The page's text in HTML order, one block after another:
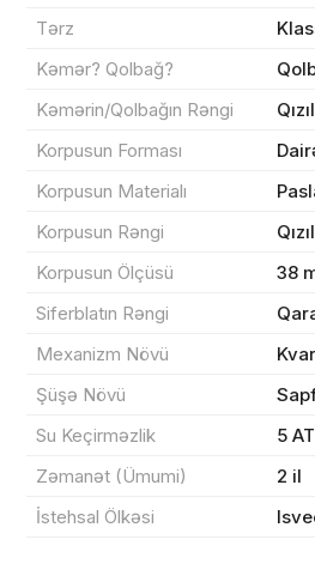
Tərz
Kəmər? Qolbağ?
Kəmərin/Qolbağın Rəngi
Korpusun Forması
Korpusun Materialı
Korpusun Rəngi
Korpusun Ölçüsü
38
Siferblatın Rəngi
Mexanizm Növü
Şüşə Növü
Su Keçirməzlik
5
Zəmanət (Ümumi)
2 il
İstehsal Ölkəsi
Məhsul(lar) səbətə əlavə
Sifarişin detalları
Məhsul toplam
Endirim